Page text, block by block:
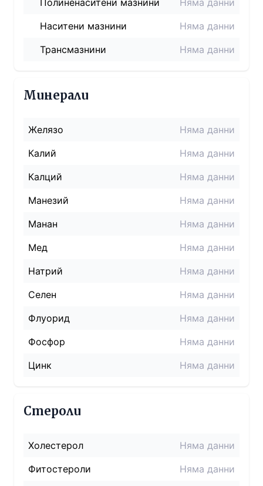
Полиненаситени мазнини
Няма данни
Наситени мазнини
Няма данни
Трансмазнини
Няма данни
Минерали
Желязо
Няма данни
Калий
Няма данни
Калций
Няма данни
Манезий
Няма данни
Манан
Няма данни
Мед
Няма данни
Натрий
Няма данни
Селен
Няма данни
Флуорид
Няма данни
Фосфор
Няма данни
Цинк
Няма данни
Стероли
Холестерол
Няма данни
Фитостероли
Няма данни